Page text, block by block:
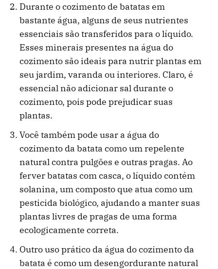
Durante o cozimento de batatas em
bastante água, alguns de seus nutrientes
essenciais são transferidos para o líquido.
Esses minerais presentes na água do
cozimento são ideais para nutrir plantas em
seu jardim, varanda ou interiores. Claro, é
essencial não adicionar sal durante o
cozimento, pois pode prejudicar suas
plantas.
Você também pode usar a água do
cozimento da batata como um repelente
natural contra pulgões e outras pragas. Ao
ferver batatas com casca, o líquido contém
solanina, um composto que atua como um
pesticida biológico, ajudando a manter suas
plantas livres de pragas de uma forma
ecologicamente correta.
Outro uso prático da água do cozimento da
batata é como um desengordurante natural